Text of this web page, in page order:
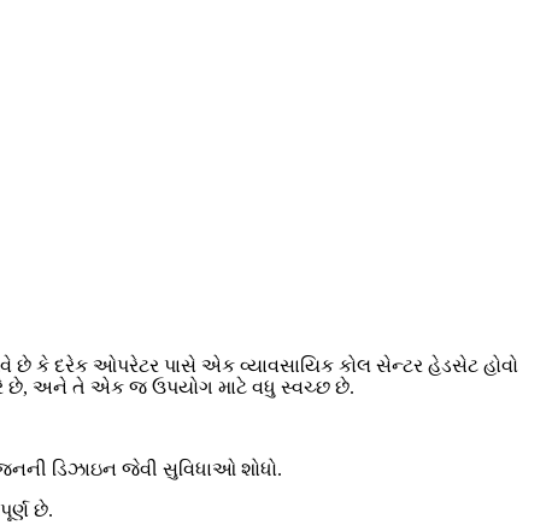
કે દરેક ઓપરેટર પાસે એક વ્યાવસાયિક કોલ સેન્ટર હેડસેટ હોવો
છે, અને તે એક જ ઉપયોગ માટે વધુ સ્વચ્છ છે.
ડિઝાઇન જેવી સુવિધાઓ શોધો.
છે.